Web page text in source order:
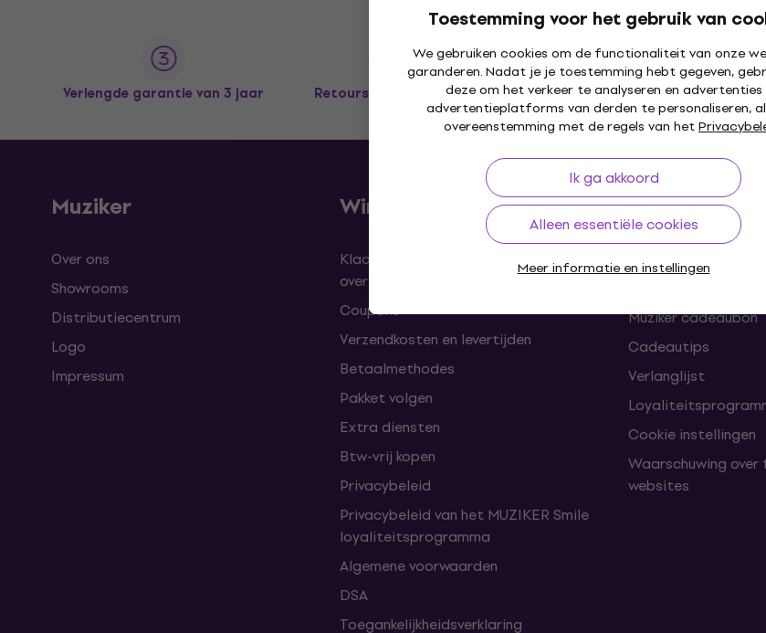
Toestemming voor het gebruik van
We gebruiken cookies om de functionaliteit van onze
garanderen. Nadat je je toestemming hebt gegeven,
deze om het verkeer te analyseren en advertenties
advertentieplatforms van derden te personaliseren,
overeenstemming met de regels van het
Ik ga akkoord
Alleen essentiële cookies
Meer informatie en instellingen
Verlengde garantie van 3 jaar Retours tot 30 dagen Gratis verzendingvanaf € 299
Muziker
Over ons
Showrooms
Distributiecentrum
Logo
Impressum
Winkelen
Klachten en herroepingen van de
overeenkomst
Coupons
Verzendkosten en levertijden
Betaalmethodes
Pakket volgen
Extra diensten
Btw-vrij kopen
Privacybeleid
Privacybeleid van het MUZIKER Smile
loyaliteitsprogramma
Algemene voorwaarden
DSA
Toegankelijkheidsverklaring
Handige links
FAQ - Veelgestelde
Muziker cadeaubon
Cadeautips
Verlanglijst
Cookie instellingen
Waarschuwing over
websites